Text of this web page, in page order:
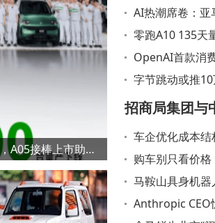
零跑A10 135天量产10万台创纪录，A05接棒上市助力品牌再提速
AI热潮席卷：亚
缺难题
零跑A10 135天
提速OpenAI首款消
发布或超300美元
字节跳动或推
级
招商局集团与
协作 助力物
车企优化成本
值的关键之举
购车别只看价
马鞍山具身机
Anthropic CEO